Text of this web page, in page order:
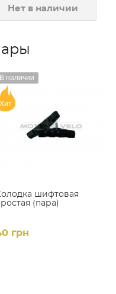
Нет в наличии
шифтовая
(пара)
В наличии
Хит
грн